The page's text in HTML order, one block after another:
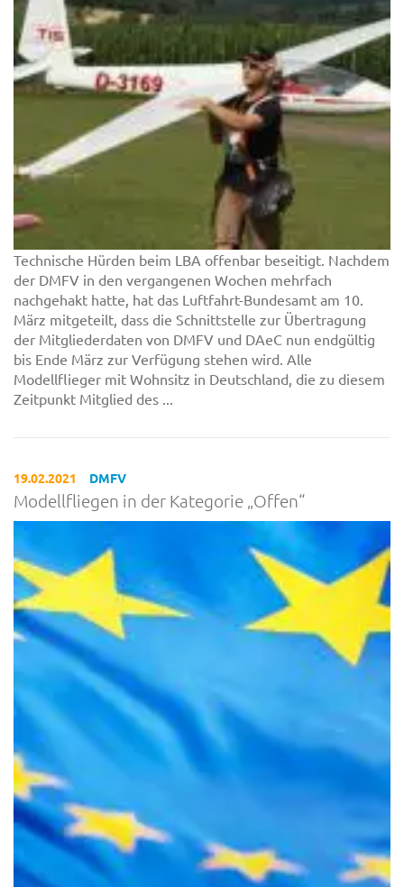
Technische Hürden beim LBA offenbar beseitigt. Nachdem
der DMFV in den vergangenen Wochen mehrfach
nachgehakt hatte, hat das Luftfahrt-Bundesamt am 10.
März mitgeteilt, dass die Schnittstelle zur Übertragung
der Mitgliederdaten von DMFV und DAeC nun endgültig
bis Ende März zur Verfügung stehen wird. Alle
Modellflieger mit Wohnsitz in Deutschland, die zu diesem
Zeitpunkt Mitglied des ...
19.02.2021 DMFV
Modellfliegen in der Kategorie „Offen“